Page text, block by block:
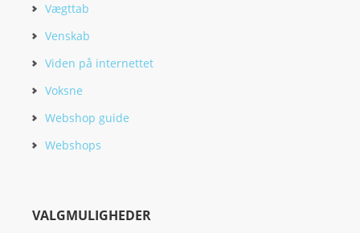
Vægttab
Venskab
Viden på internettet
Voksne
Webshop guide
Webshops
VALGMULIGHEDER